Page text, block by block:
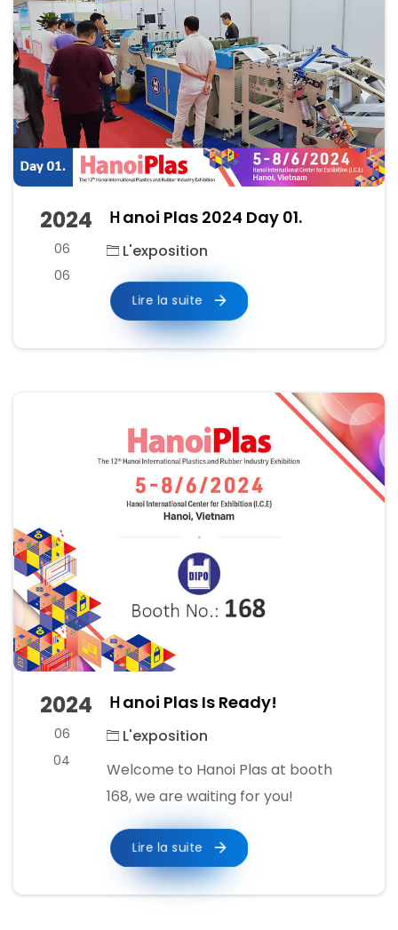
2024
06
06
Ｈanoi Plas 2024 Day 01.
L'exposition
Lire la suite
2024
06
04
Ｈanoi Plas Is Ready!
L'exposition
Welcome to Hanoi Plas at booth
168, we are waiting for you!
Lire la suite